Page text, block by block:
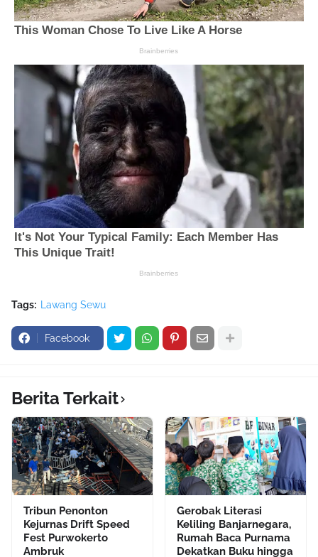
Tags: Lawang Sewu
Facebook
Berita Terkait
Tribun Penonton
Kejurnas Drift Speed
Fest Purwokerto
Ambruk
Gerobak Literasi
Keliling Banjarnegara,
Rumah Baca Purnama
Dekatkan Buku hingga